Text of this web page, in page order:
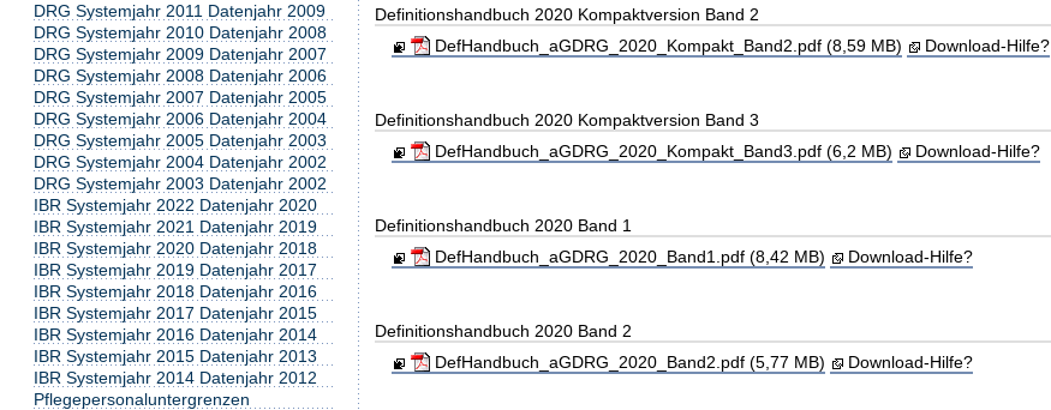
Definitionshandbuch 2020 Kompaktversion Band 2
DefHandbuch_aGDRG_2020_Kompakt_Band2.pdf (8,59 MB)
Download-Hilfe?
Definitionshandbuch 2020 Kompaktversion Band 3
DefHandbuch_aGDRG_2020_Kompakt_Band3.pdf (6,2 MB)
Download-Hilfe?
Definitionshandbuch 2020 Band 1
DefHandbuch_aGDRG_2020_Band1.pdf (8,42 MB)
Download-Hilfe?
Definitionshandbuch 2020 Band 2
DefHandbuch_aGDRG_2020_Band2.pdf (5,77 MB)
Download-Hilfe?
DRG Systemjahr 2011 Datenjahr 2009
DRG Systemjahr 2010 Datenjahr 2008
DRG Systemjahr 2009 Datenjahr 2007
DRG Systemjahr 2008 Datenjahr 2006
DRG Systemjahr 2007 Datenjahr 2005
DRG Systemjahr 2006 Datenjahr 2004
DRG Systemjahr 2005 Datenjahr 2003
DRG Systemjahr 2004 Datenjahr 2002
DRG Systemjahr 2003 Datenjahr 2002
IBR Systemjahr 2022 Datenjahr 2020
IBR Systemjahr 2021 Datenjahr 2019
IBR Systemjahr 2020 Datenjahr 2018
IBR Systemjahr 2019 Datenjahr 2017
IBR Systemjahr 2018 Datenjahr 2016
IBR Systemjahr 2017 Datenjahr 2015
IBR Systemjahr 2016 Datenjahr 2014
IBR Systemjahr 2015 Datenjahr 2013
IBR Systemjahr 2014 Datenjahr 2012
Pflegepersonaluntergrenzen